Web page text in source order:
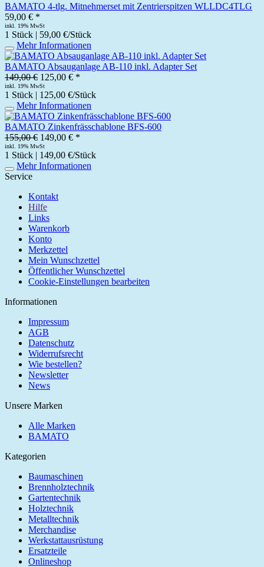
BAMATO 4-tlg. Mitnehmerset mit Zentrierspitzen WLLDC4TLG
59,00 € *
inkl. 19% MwSt
1 Stück | 59,00 €/Stück
Mehr Informationen
BAMATO Absauganlage AB-110 inkl. Adapter Set
149,00 € 125,00 € *
inkl. 19% MwSt
1 Stück | 125,00 €/Stück
Mehr Informationen
BAMATO Zinkenfrässchablone BFS-600
155,00 € 149,00 € *
inkl. 19% MwSt
1 Stück | 149,00 €/Stück
Mehr Informationen
Service
Kontakt
Hilfe
Links
Warenkorb
Konto
Merkzettel
Mein Wunschzettel
Öffentlicher Wunschzettel
Cookie-Einstellungen bearbeiten
Informationen
Impressum
AGB
Datenschutz
Widerrufsrecht
Wie bestellen?
Newsletter
News
Unsere Marken
Alle Marken
BAMATO
Kategorien
Baumaschinen
Brennholztechnik
Gartentechnik
Holztechnik
Metalltechnik
Merchandise
Werkstattausrüstung
Ersatzteile
Onlineshop